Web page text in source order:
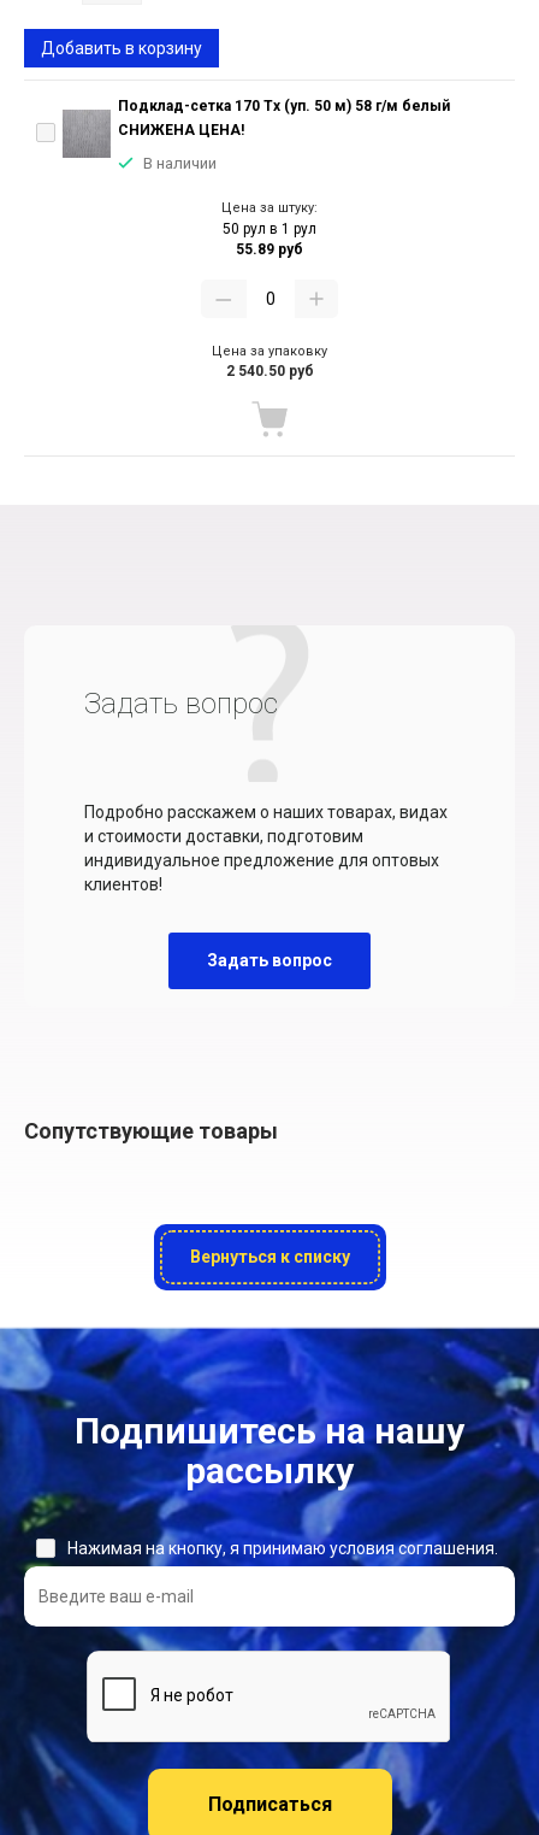
Добавить в корзину
Подклад-сетка 170 Тх (уп. 50 м) 58 г/м белый
СНИЖЕНА ЦЕНА!
В наличии
Цена за штуку:
50 рул в 1 рул
55.89 руб
Цена за упаковку
2 540.50 руб
Задать вопрос
Подробно расскажем о наших товарах, видах
и стоимости доставки, подготовим
индивидуальное предложение для оптовых
клиентов!
Задать вопрос
Сопутствующие товары
Вернуться к списку
Подпишитесь на нашу
рассылку
Подписаться
Нажимая на кнопку, я принимаю условия соглашения.